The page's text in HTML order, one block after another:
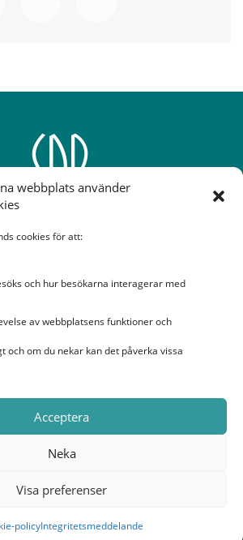
webbplats använder
cookies för att:
och hur besökarna interagerar med
av webbplatsens funktioner och
och om du nekar kan det påverka vissa
Acceptera
Neka
Visa preferenser
policyIntegritetsmeddelande
138, 7 tr, 174 57 Sundbyberg
E-post:sdr@sdr.org
882600-2282
Dövas Riksförbund i sociala medier
Dövas Riksförbund